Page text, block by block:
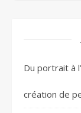
Du portrait à
création de